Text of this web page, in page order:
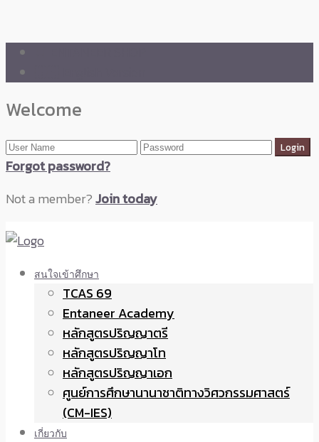
Welcome
Forgot password?
Not a member?Join today
สนใจเข้าศึกษา
TCAS 69
Entaneer Academy
หลักสูตรปริญญาตรี
หลักสูตรปริญญาโท
หลักสูตรปริญญาเอก
ศูนย์การศึกษานานาชาติทางวิศวกรรมศาสตร์
(CM-IES)
เกี่ยวกับ